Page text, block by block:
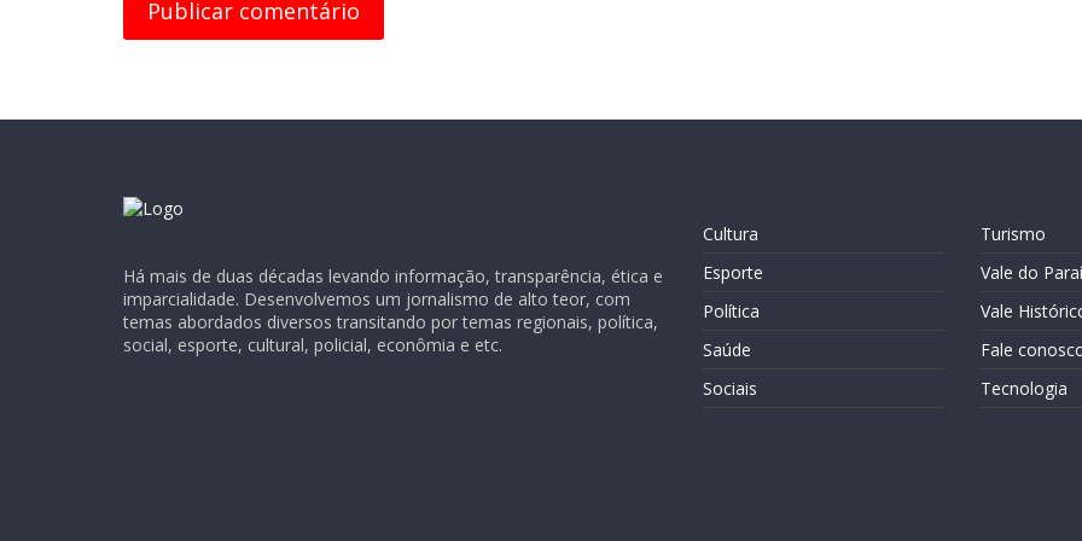
Há mais de duas décadas levando informação, transparência, ética e
imparcialidade. Desenvolvemos um jornalismo de alto teor, com
temas abordados diversos transitando por temas regionais, política,
social, esporte, cultural, policial, econômia e etc.
Cultura
Esporte
Política
Saúde
Sociais
Turismo
Vale do
Vale
Fale
Tecnologia